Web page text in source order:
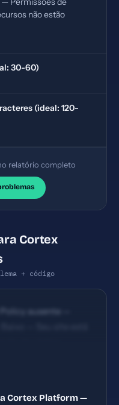
não estão
30-60)
(ideal: 120-
relatório completo
Cortex
+ código
ausente —
Type-Options
Esforço: Baixo —
Cortex Platform —